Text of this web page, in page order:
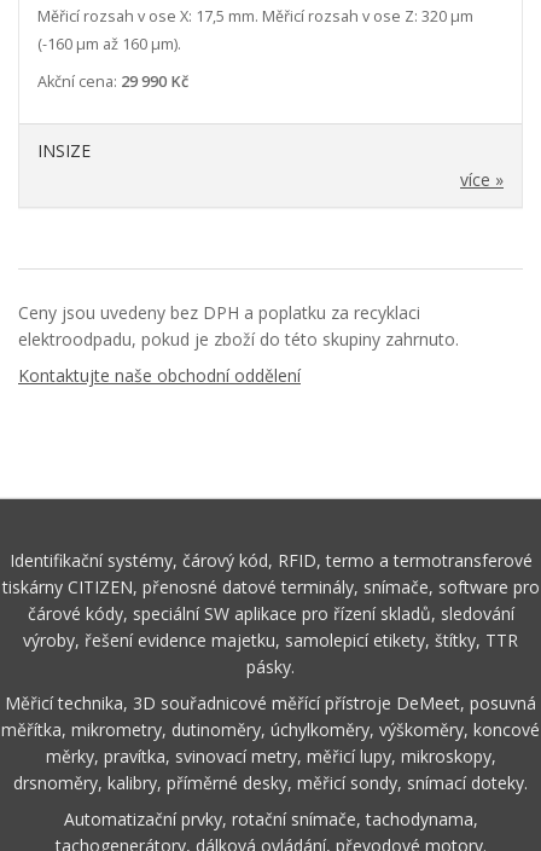
Měřicí rozsah v ose X: 17,5 mm. Měřicí rozsah v ose Z: 320 µm
(-160 µm až 160 µm).
Akční cena: 29 990 Kč
INSIZE
více »
Ceny jsou uvedeny bez DPH a poplatku za recyklaci
elektroodpadu, pokud je zboží do této skupiny zahrnuto.
Kontaktujte naše obchodní oddělení
Identifikační systémy, čárový kód, RFID, termo a termotransferové
tiskárny CITIZEN, přenosné datové terminály, snímače, software pro
čárové kódy, speciální SW aplikace pro řízení skladů, sledování
výroby, řešení evidence majetku, samolepicí etikety, štítky, TTR
pásky.
Měřicí technika, 3D souřadnicové měřící přístroje DeMeet, posuvná
měřítka, mikrometry, dutinoměry, úchylkoměry, výškoměry, koncové
měrky, pravítka, svinovací metry, měřicí lupy, mikroskopy,
drsnoměry, kalibry, příměrné desky, měřicí sondy, snímací doteky.
Automatizační prvky, rotační snímače, tachodynama,
tachogenerátory, dálková ovládání, převodové motory.